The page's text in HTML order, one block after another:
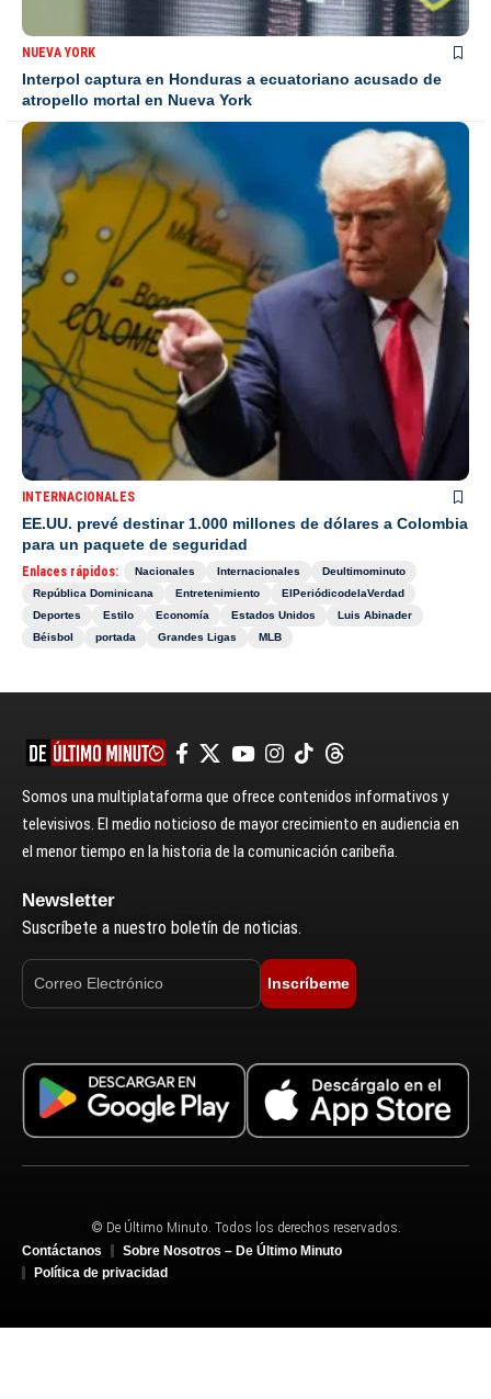
NUEVA YORK
Interpol captura en Honduras a ecuatoriano acusado de
atropello mortal en Nueva York
INTERNACIONALES
EE.UU. prevé destinar 1.000 millones de dólares a Colombia
para un paquete de seguridad
Enlaces rápidos: Nacionales Internacionales
Deultimominuto
República Dominicana
Entretenimiento
ElPeriódicodelaVerdad
Deportes
Estilo Economía Estados Unidos
Luis Abinader
Béisbol
portada Grandes Ligas MLB
Somos una multiplataforma que ofrece contenidos informativos y
televisivos. El medio noticioso de mayor crecimiento en audiencia en
el menor tiempo en la historia de la comunicación caribeña.
Newsletter
Suscríbete a nuestro boletín de noticias.
Inscríbeme
© De Último Minuto. Todos los derechos reservados.
Contáctanos
Sobre Nosotros – De Último Minuto
Política de privacidad